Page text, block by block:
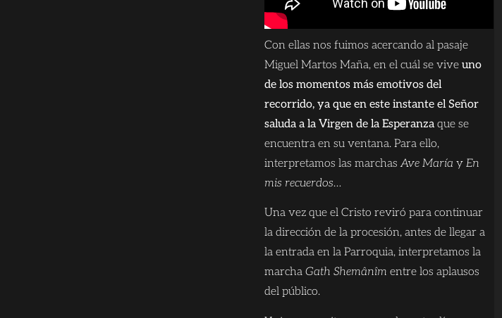
Con ellas nos fuimos acercando al pasaje
Miguel Martos Maña, en el cuál se viveuno
de los momentos más emotivos del
recorrido, ya que en este instante el Señor
saluda a la Virgen de la Esperanza que se
encuentra en su ventana. Para ello,
interpretamos las marchasAve María y En
mis recuerdos…
Una vez que el Cristo reviró para continuar
la dirección de la procesión, antes de llegar a
la entrada en la Parroquia, interpretamos la
marchaGath Shemânîm entre los aplausos
del público.